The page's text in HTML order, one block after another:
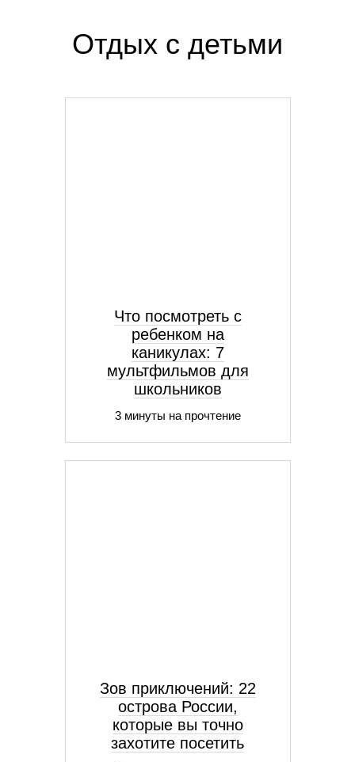
Отдых с детьми
Что посмотреть с
ребенком на
каникулах: 7
мультфильмов для
школьников
3 минуты на прочтение
Зов приключений: 22
острова России,
которые вы точно
захотите посетить